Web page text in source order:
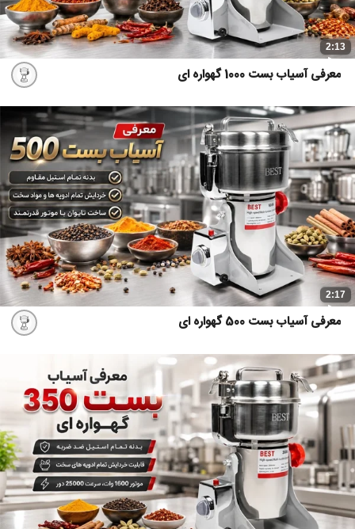
2:13
معرفی آسیاب بست 1000 گهواره ای
2:17
معرفی آسیاب بست 500 گهواره ای